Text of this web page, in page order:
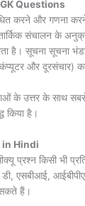
Questions
करने और गणना
संचालन के
है। सूचना सूचना
और दूरसंचार)
के उत्तर के साथ
किया है।
in Hindi
प्रश्न किसी भी
एसबीआई,
हैं।